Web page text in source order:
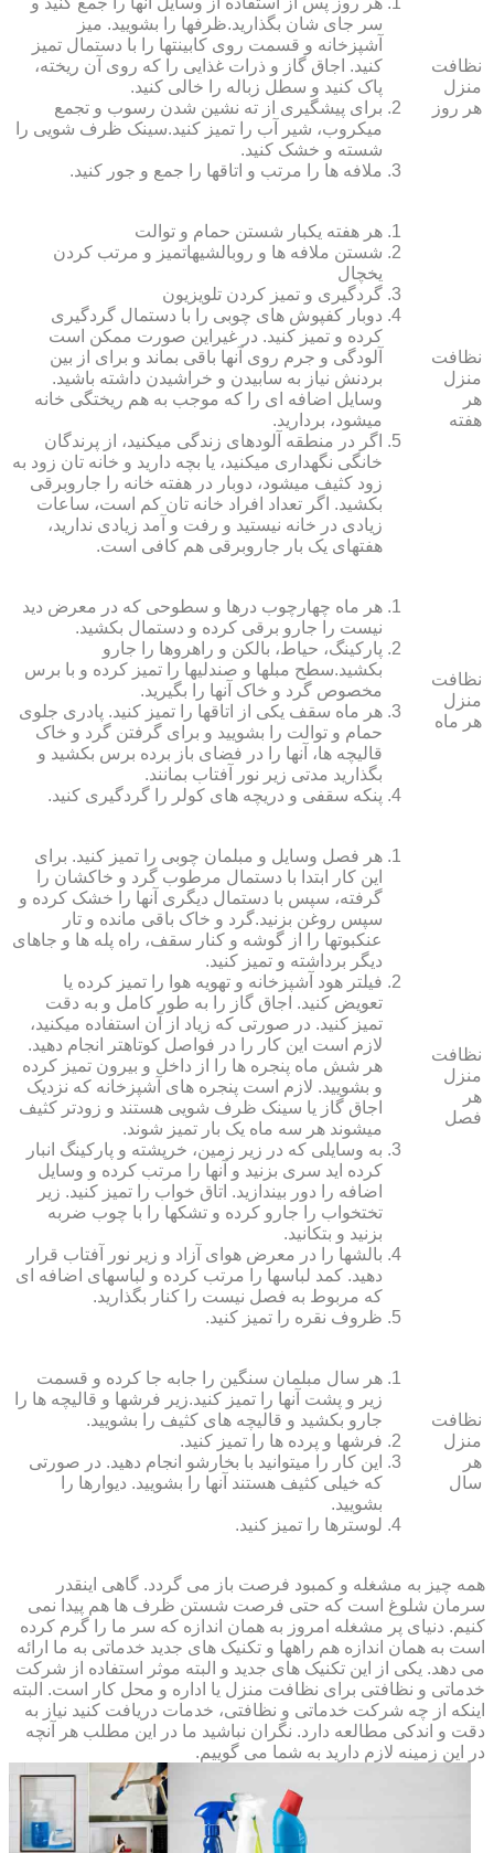
نظافت
منزل
هر روز
سر جای شان بگذارید.ظرف‏ها را بشویید. میز
آشپزخانه و قسمت روی کابینت‏ها را با دستمال تمیز
کنید. اجاق گاز و ذرات غذایی را که روی آن ریخته،
پاک کنید و سطل زباله را خالی کنید.
برای پیشگیری از ته نشین شدن رسوب و تجمع
میکروب، شیر آب را تمیز کنید.سینک ظرف شویی را
شسته و خشک کنید.
ملافه‏ ها را مرتب و اتاق‏ها را جمع و جور کنید.
نظافت
منزل
هر
هفته
هر هفته یکبار شستن حمام و توالت
شستن ملافه‏ ها و روبالشی‎هاتمیز و مرتب کردن
یخچال
گردگیری و تمیز کردن تلویزیون
دوبار کفپوش‏ های چوبی را با دستمال گردگیری
کرده و تمیز کنید. در غیراین صورت ممکن است
آلودگی و جرم روی آنها باقی بماند و برای از بین
بردنش نیاز به سابیدن و خراشیدن داشته باشید.
وسایل اضافه ای را که موجب به هم ریختگی خانه
می‏شود، بردارید.
اگر در منطقه آلوده‏ای زندگی می‏کنید، از پرندگان
خانگی نگهداری می‏کنید، یا بچه دارید و خانه‏ تان زود به
زود کثیف می‏شود، دوبار در هفته خانه را جاروبرقی
بکشید. اگر تعداد افراد خانه ‏تان کم است، ساعات
زیادی در خانه نیستید و رفت و آمد زیادی ندارید،
هفته‏ای یک بار جاروبرقی هم کافی است.
نظافت
منزل
هر ماه
هر ماه چهارچوب درها و سطوحی که در معرض دید
نیست را جارو برقی کرده و دستمال بکشید.
پارکینگ، حیاط، بالکن و راهروها را جارو
بکشید.سطح مبل‏ها و صندلی‏ها را تمیز کرده و با برس
مخصوص گرد و خاک آنها را بگیرید.
هر ماه سقف یکی از اتاق‏ها را تمیز کنید. پادری جلوی
حمام و توالت را بشویید و برای گرفتن گرد و خاک
قالیچه‏ ها، آنها را در فضای باز برده برس بکشید و
بگذارید مدتی زیر نور آفتاب بمانند.
پنکه سقفی و دریچه‏ های کولر را گردگیری کنید.
نظافت
منزل
هر
فصل
هر فصل وسایل و مبلمان چوبی را تمیز کنید. برای
این کار ابتدا با دستمال مرطوب گرد و خاک‏شان را
گرفته، سپس با دستمال دیگری آنها را خشک کرده و
سپس روغن بزنید.گرد و خاک باقی مانده و تار
عنکبوت‏ها را از گوشه و کنار سقف، راه پله‏ ها و جاهای
دیگر برداشته و تمیز کنید.
فیلتر هود آشپزخانه و تهویه هوا را تمیز کرده یا
تعویض کنید. اجاق گاز را به طور کامل و به دقت
تمیز کنید. در صورتی که زیاد از آن استفاده می‏کنید،
لازم است این کار را در فواصل کوتاه‏تر انجام دهید.
هر شش ماه پنجره‏ ها را از داخل و بیرون تمیز کرده
و بشویید. لازم است پنجره‏ های آشپزخانه که نزدیک
اجاق گاز یا سینک ظرف شویی هستند و زودتر کثیف
می‏شوند هر سه ماه یک بار تمیز شوند.
به وسایلی که در زیر زمین، خرپشته و پارکینگ انبار
کرده‏ اید سری بزنید و آنها را مرتب کرده و وسایل
اضافه را دور بیندازید. اتاق خواب را تمیز کنید. زیر
تختخواب را جارو کرده و تشک‏ها را با چوب ضربه
بزنید و بتکانید.
بالش‏ها را در معرض هوای آزاد و زیر نور آفتاب قرار
دهید. کمد لباس‏ها را مرتب کرده و لباس‏های اضافه ای
که مربوط به فصل نیست را کنار بگذارید.
ظروف نقره را تمیز کنید.
نظافت
منزل
هر
سال
هر سال مبلمان سنگین را جابه جا کرده و قسمت
زیر و پشت آنها را تمیز کنید.زیر فرش‏ها و قالیچه‏ ها را
جارو بکشید و قالیچه‏ های کثیف را بشویید.
فرش‏ها و پرده ‏ها را تمیز کنید.
این کار را می‏توانید با بخارشو انجام دهید. در صورتی
که خیلی کثیف هستند آنها را بشویید. دیوارها را
بشویید.
لوسترها را تمیز کنید.
همه چیز به مشغله و کمبود فرصت باز می گردد. گاهی اینقدر
سرمان شلوغ است که حتی فرصت شستن ظرف ها هم پیدا نمی
کنیم. دنیای پر مشغله امروز به همان اندازه که سر ما را گرم کرده
است به همان اندازه هم راهها و تکنیک های جدید خدماتی به ما ارائه
می دهد. یکی از این تکنیک های جدید و البته موثر استفاده از شرکت
خدماتی و نظافتی برای نظافت منزل یا اداره و محل کار است. البته
اینکه از چه شرکت خدماتی و نظافتی، خدمات دریافت کنید نیاز به
دقت و اندکی مطالعه دارد. نگران نباشید ما در این مطلب هر آنچه
در این زمینه لازم دارید به شما می گوییم.